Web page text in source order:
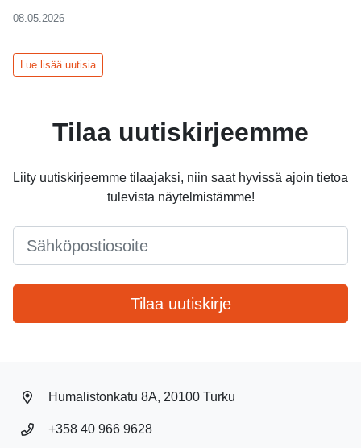
08.05.2026
Lue lisää uutisia
Tilaa uutiskirjeemme
Liity uutiskirjeemme tilaajaksi, niin saat hyvissä ajoin tietoa
tulevista näytelmistämme!
Tilaa uutiskirje
Humalistonkatu 8A, 20100 Turku
+358 40 966 9628